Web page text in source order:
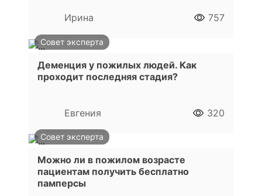
Ирина 757
Совет эксперта
Деменция у пожилых людей. Как
проходит последняя стадия?
Евгения 320
Совет эксперта
Можно ли в пожилом возрасте
пациентам получить бесплатно
памперсы